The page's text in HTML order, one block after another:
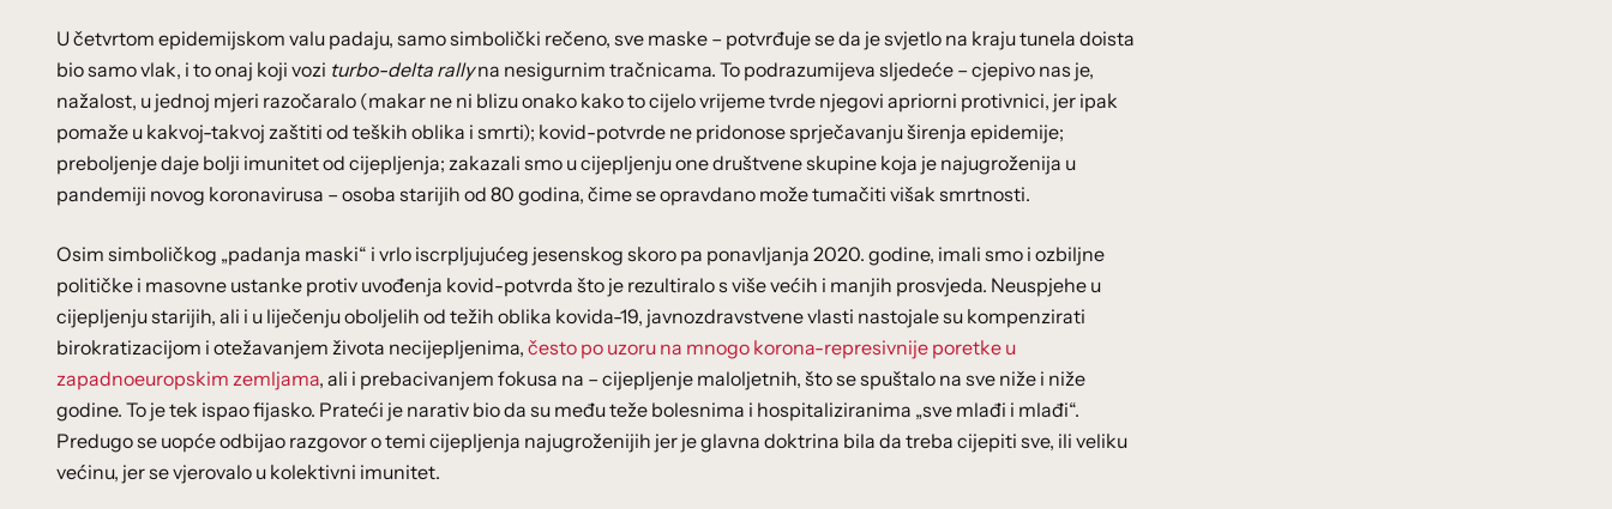
U četvrtom epidemijskom valu padaju, samo simbolički rečeno, sve maske – potvrđuje se da je svjetlo na kraju tunela doista
bio samo vlak, i to onaj koji vozi turbo-delta rallyna nesigurnim tračnicama. To podrazumijeva sljedeće – cjepivo nas je,
nažalost, u jednoj mjeri razočaralo (makar ne ni blizu onako kako to cijelo vrijeme tvrde njegovi apriorni protivnici, jer ipak
pomaže u kakvoj-takvoj zaštiti od teških oblika i smrti); kovid-potvrde ne pridonose sprječavanju širenja epidemije;
preboljenje daje bolji imunitet od cijepljenja; zakazali smo u cijepljenju one društvene skupine koja je najugroženija u
pandemiji novog koronavirusa – osoba starijih od 80 godina, čime se opravdano može tumačiti višak smrtnosti.
Osim simboličkog „padanja maski“ i vrlo iscrpljujućeg jesenskog skoro pa ponavljanja 2020. godine, imali smo i ozbiljne
političke i masovne ustanke protiv uvođenja kovid-potvrda što je rezultiralo s više većih i manjih prosvjeda. Neuspjehe u
cijepljenju starijih, ali i u liječenju oboljelih od težih oblika kovida-19, javnozdravstvene vlasti nastojale su kompenzirati
birokratizacijom i otežavanjem života necijepljenima, često po uzoru na mnogo korona-represivnije poretke u
zapadnoeuropskim zemljama, ali i prebacivanjem fokusa na – cijepljenje maloljetnih, što se spuštalo na sve niže i niže
godine. To je tek ispao fijasko. Prateći je narativ bio da su među teže bolesnima i hospitaliziranima „sve mlađi i mlađi“.
Predugo se uopće odbijao razgovor o temi cijepljenja najugroženijih jer je glavna doktrina bila da treba cijepiti sve, ili veliku
većinu, jer se vjerovalo u kolektivni imunitet.